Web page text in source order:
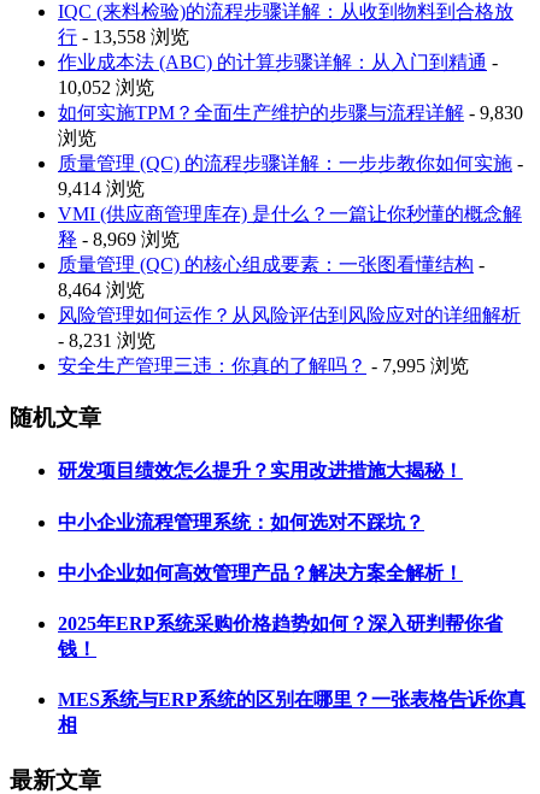
IQC (来料检验)的流程步骤详解：从收到物料到合格放
行 - 13,558 浏览
作业成本法 (ABC) 的计算步骤详解：从入门到精通 -
10,052 浏览
如何实施TPM？全面生产维护的步骤与流程详解 - 9,830
浏览
质量管理 (QC) 的流程步骤详解：一步步教你如何实施 -
9,414 浏览
VMI (供应商管理库存) 是什么？一篇让你秒懂的概念解
释 - 8,969 浏览
质量管理 (QC) 的核心组成要素：一张图看懂结构 -
8,464 浏览
风险管理如何运作？从风险评估到风险应对的详细解析
- 8,231 浏览
安全生产管理三违：你真的了解吗？ - 7,995 浏览
随机文章
研发项目绩效怎么提升？实用改进措施大揭秘！
中小企业流程管理系统：如何选对不踩坑？
中小企业如何高效管理产品？解决方案全解析！
2025年ERP系统采购价格趋势如何？深入研判帮你省
钱！
MES系统与ERP系统的区别在哪里？一张表格告诉你真
相
最新文章